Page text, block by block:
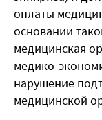
оплаты
основании
медицинская
медико-
нарушение
медицинской